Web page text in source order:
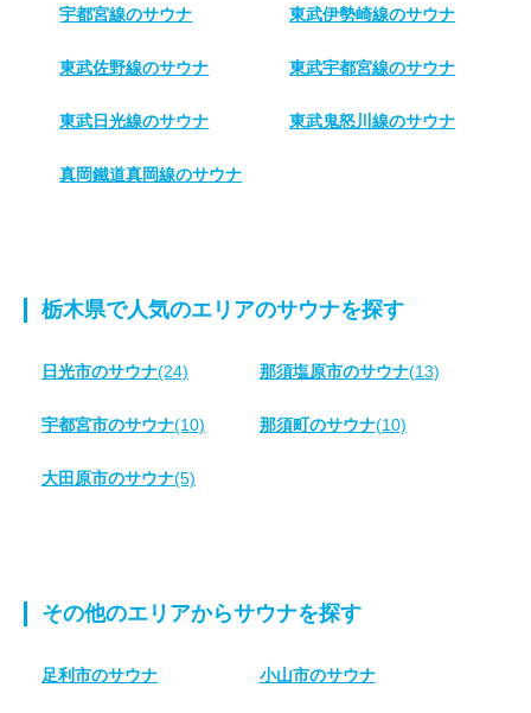
宇都宮線のサウナ 東武伊勢崎線のサウナ
東武佐野線のサウナ 東武宇都宮線のサウナ
東武日光線のサウナ 東武鬼怒川線のサウナ
真岡鐵道真岡線のサウナ
栃木県で人気のエリアのサウナを探す
日光市のサウナ(24) 那須塩原市のサウナ(13)
宇都宮市のサウナ(10) 那須町のサウナ(10)
大田原市のサウナ(5)
その他のエリアからサウナを探す
足利市のサウナ 小山市のサウナ